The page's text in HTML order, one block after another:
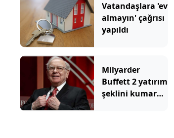
Vatandaşlara 'ev
almayın' çağrısı
yapıldı
Milyarder
Buffett 2 yatırım
şeklini kumara